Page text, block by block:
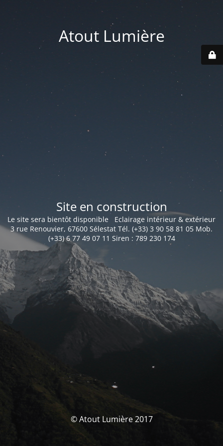
Atout Lumière
Site en construction
Le site sera bientôt disponible Eclairage intérieur & extérieur
3 rue Renouvier, 67600 Sélestat Tél. (+33) 3 90 58 81 05 Mob.
(+33) 6 77 49 07 11 Siren : 789 230 174
© Atout Lumière 2017